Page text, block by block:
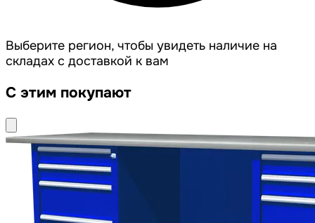
Выберите регион, чтобы увидеть наличие на
складах с доставкой к вам
С этим покупают